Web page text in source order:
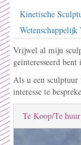
Kinetische
Wetenschappelijk
Vrijwel al mijn
geïnteresseerd
Als u een
interesse te
Te Koop/Te